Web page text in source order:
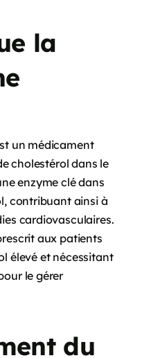
la
un médicament
cholestérol dans le
enzyme clé dans
contribuant ainsi à
cardiovasculaires.
aux patients
élevé et nécessitant
le gérer
du